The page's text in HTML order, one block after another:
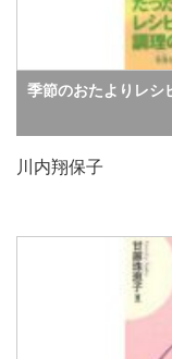
季節のおたよりレシ
川内翔保子